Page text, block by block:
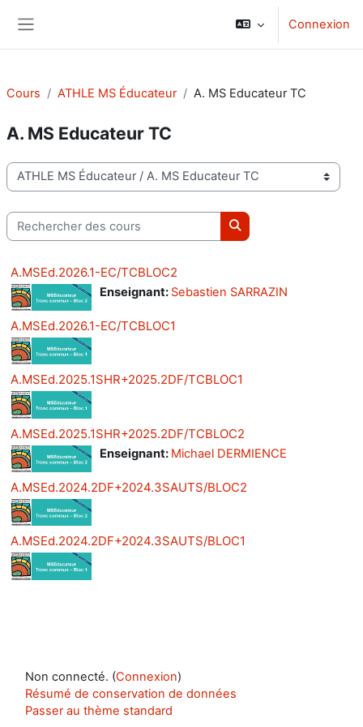
Connexion
Cours ATHLE MS Éducateur A. MS Educateur TC
A. MS Educateur TC
Catégories de cours
Rechercher des cours
Rechercher des cours
A.MSEd.2026.1-EC/TCBLOC2
Enseignant: Sebastien SARRAZIN
A.MSEd.2026.1-EC/TCBLOC1
A.MSEd.2025.1SHR+2025.2DF/TCBLOC1
A.MSEd.2025.1SHR+2025.2DF/TCBLOC2
Enseignant: Michael DERMIENCE
A.MSEd.2024.2DF+2024.3SAUTS/BLOC2
A.MSEd.2024.2DF+2024.3SAUTS/BLOC1
Non connecté. (Connexion)
Résumé de conservation de données
Passer au thème standard